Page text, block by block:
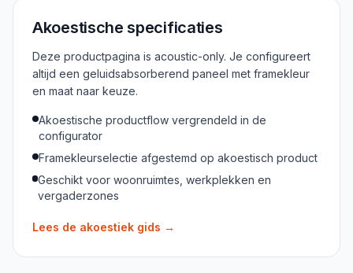
Akoestische specificaties
Deze productpagina is acoustic-only. Je configureert
altijd een geluidsabsorberend paneel met framekleur
en maat naar keuze.
Akoestische productflow vergrendeld in de
configurator
Framekleurselectie afgestemd op akoestisch product
Geschikt voor woonruimtes, werkplekken en
vergaderzones
Lees de akoestiek gids →